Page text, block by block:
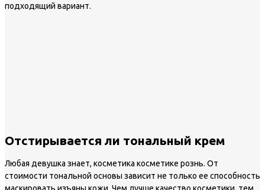
подходящий вариант.
Отстирывается ли тональный крем
Любая девушка знает, косметика косметике рознь. От
стоимости тональной основы зависит не только ее способность
маскировать изъяны кожи. Чем лучше качество косметики, тем